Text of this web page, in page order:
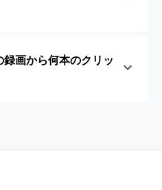
画から何本のクリッ